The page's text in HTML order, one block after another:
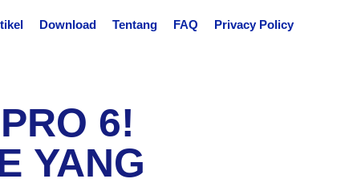
Download Tentang FAQ Privacy Policy
6!
YANG